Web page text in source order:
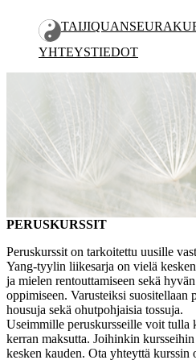
TAIJIQUANSEURA
YHTEYSTIEDOT
PERUSKURSSIT
Peruskurssit on tarkoitettu uusille
Yang-tyylin liikesarja on vielä
ja mielen rentouttamiseen sekä
oppimiseen. Varusteiksi suositellaan
housuja sekä ohutpohjaisia tossuja.
Useimmille peruskursseille voit tulla
kerran maksutta. Joihinkin
kesken kauden. Ota yhteyttä kurssin